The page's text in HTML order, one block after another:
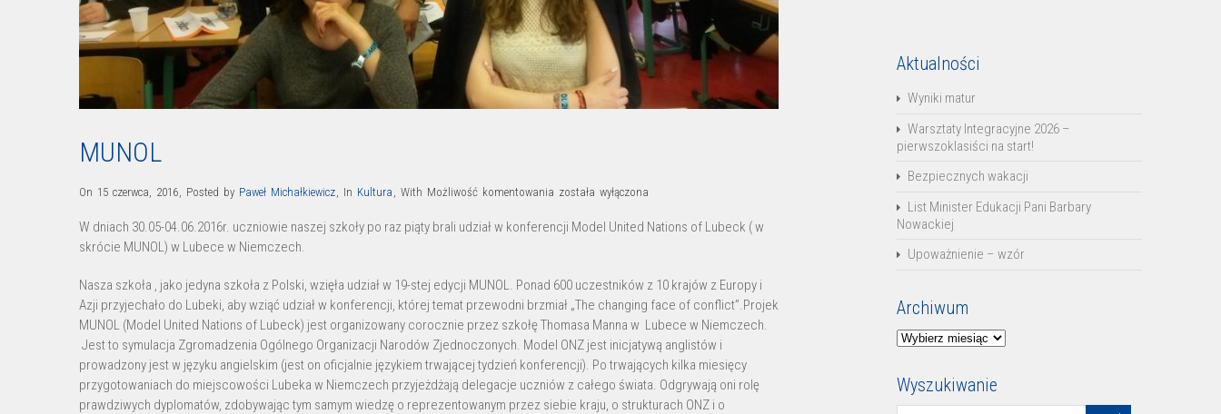
MUNOL
On 15 czerwca, 2016, Posted by Paweł Michałkiewicz, In Kultura , With Możliwość komentowania MUNOL
została wyłączona
W dniach 30.05-04.06.2016r. uczniowie naszej szkoły po raz piąty brali udział w konferencji Model United Nations of Lubeck ( w
skrócie MUNOL) w Lubece w Niemczech.
Nasza szkoła , jako jedyna szkoła z Polski, wzięła udział w 19-stej edycji MUNOL. Ponad 600 uczestników z 10 krajów z Europy i
Azji przyjechało do Lubeki, aby wziąć udział w konferencji, której temat przewodni brzmiał „The changing face of conflict”.Projek
MUNOL (Model United Nations of Lubeck) jest organizowany corocznie przez szkołę Thomasa Manna w Lubece w Niemczech.
Jest to symulacja Zgromadzenia Ogólnego Organizacji Narodów Zjednoczonych. Model ONZ jest inicjatywą anglistów i
prowadzony jest w języku angielskim (jest on oficjalnie językiem trwającej tydzień konferencji). Po trwających kilka miesięcy
przygotowaniach do miejscowości Lubeka w Niemczech przyjeżdżają delegacje uczniów z całego świata. Odgrywają oni rolę
prawdziwych dyplomatów, zdobywając tym samym wiedzę o reprezentowanym przez siebie kraju, o strukturach ONZ i o
Aktualności
Wyniki matur
Warsztaty Integracyjne 2026 –
pierwszoklasiści na start!
Bezpiecznych wakacji
List Minister Edukacji Pani Barbary
Nowackiej
Upoważnienie – wzór
Archiwum
Archiwum
Wyszukiwanie